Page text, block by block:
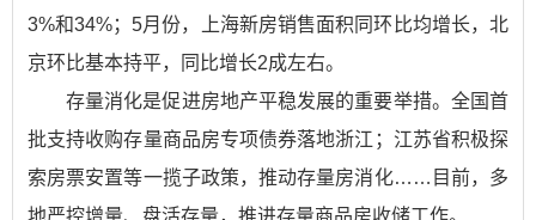
3%和34%；5月份，上海新房销售面积同环比均增长，北
京环比基本持平，同比增长2成左右。
存量消化是促进房地产平稳发展的重要举措。全国首
批支持收购存量商品房专项债券落地浙江；江苏省积极探
索房票安置等一揽子政策，推动存量房消化……目前，多
地严控增量、盘活存量，推进存量商品房收储工作。